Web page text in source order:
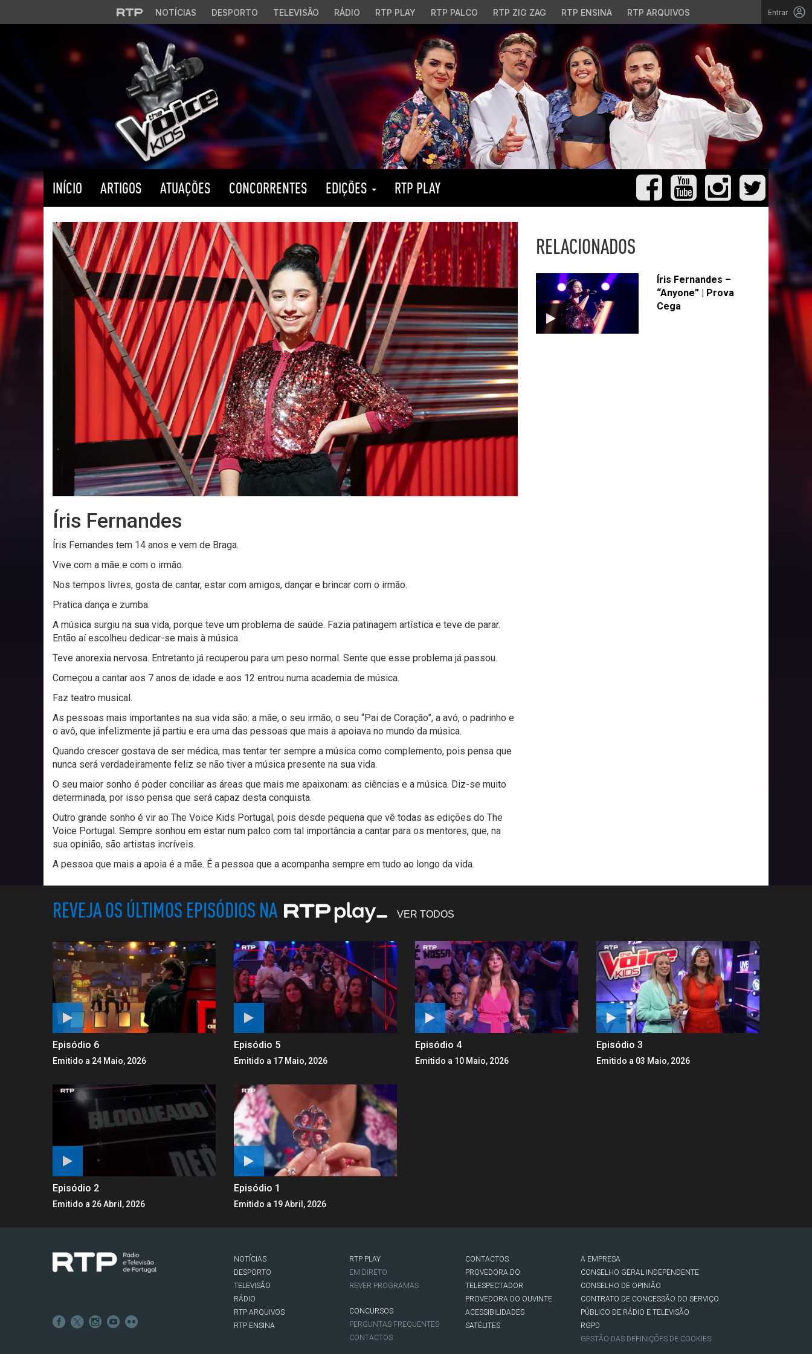
Saltar para o conteúdo principal
NOTÍCIAS DESPORTO TELEVISÃO RÁDIO RTP PLAY RTP PALCO RTP ZIG ZAG RTP ENSINA RTP ARQUIVOS Entrar
INÍCIO ARTIGOS ATUAÇÕES CONCORRENTES EDIÇÕES RTP PLAY
Íris Fernandes
Íris Fernandes tem 14 anos e vem de Braga.
Vive com a mãe e com o irmão.
Nos tempos livres, gosta de cantar, estar com amigos, dançar e brincar com o irmão.
Pratica dança e zumba.
A música surgiu na sua vida, porque teve um problema de saúde. Fazia patinagem artística e teve de parar.
Então aí escolheu dedicar-se mais à música.
Teve anorexia nervosa. Entretanto já recuperou para um peso normal. Sente que esse problema já passou.
Começou a cantar aos 7 anos de idade e aos 12 entrou numa academia de música.
Faz teatro musical.
As pessoas mais importantes na sua vida são: a mãe, o seu irmão, o seu “Pai de Coração”, a avó, o padrinho e
o avô, que infelizmente já partiu e era uma das pessoas que mais a apoiava no mundo da música.
Quando crescer gostava de ser médica, mas tentar ter sempre a música como complemento, pois pensa que
nunca será verdadeiramente feliz se não tiver a música presente na sua vida.
O seu maior sonho é poder conciliar as áreas que mais me apaixonam: as ciências e a música. Diz-se muito
determinada, por isso pensa que será capaz desta conquista.
Outro grande sonho é vir ao The Voice Kids Portugal, pois desde pequena que vê todas as edições do The
Voice Portugal. Sempre sonhou em estar num palco com tal importância a cantar para os mentores, que, na
sua opinião, são artistas incríveis.
A pessoa que mais a apoia é a mãe. É a pessoa que a acompanha sempre em tudo ao longo da vida.
RELACIONADOS
Íris Fernandes –
“Anyone” | Prova
Cega
REVEJA OS ÚLTIMOS EPISÓDIOS NA VER TODOS
Episódio 6
Emitido a 24 Maio, 2026
Episódio 5
Emitido a 17 Maio, 2026
Episódio 4
Emitido a 10 Maio, 2026
Episódio 3
Emitido a 03 Maio, 2026
Episódio 2
Emitido a 26 Abril, 2026
Episódio 1
Emitido a 19 Abril, 2026
NOTÍCIAS
DESPORTO
TELEVISÃO
RÁDIO
RTP ARQUIVOS
RTP ENSINA
RTP PLAY
EM DIRETO
REVER PROGRAMAS
CONCURSOS
PERGUNTAS FREQUENTES
CONTACTOS
CONTACTOS
PROVEDORA DO
TELESPECTADOR
PROVEDORA DO OUVINTE
ACESSIBILIDADES
SATÉLITES
A EMPRESA
CONSELHO GERAL INDEPENDENTE
CONSELHO DE OPINIÃO
CONTRATO DE CONCESSÃO DO SERVIÇO
PÚBLICO DE RÁDIO E TELEVISÃO
RGPD
GESTÃO DAS DEFINIÇÕES DE COOKIES